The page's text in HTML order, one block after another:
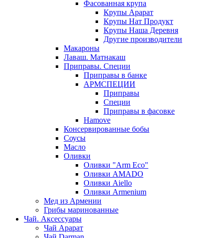
Фасованная крупа
Крупы Арарат
Крупы Нат Продукт
Крупы Наша Деревня
Другие производители
Макароны
Лаваш. Матнакаш
Приправы. Специи
Приправы в банке
АРМСПЕЦИИ
Приправы
Специи
Приправы в фасовке
Hamove
Консервированные бобы
Соусы
Масло
Оливки
Оливки "Arm Eco"
Оливки AMADO
Оливки Aiello
Оливки Armenium
Мед из Армении
Грибы маринованные
Чай. Аксессуары
Чай Арарат